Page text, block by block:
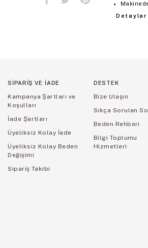
Detaylar
SİPARİŞ VE İADE
Kampanya Şartları ve
Koşulları
İade Şartları
Üyeliksiz Kolay İade
Üyeliksiz Kolay Beden
Değişimi
Sipariş Takibi
DESTEK
Bize Ulaşın
Sıkça Sorulan
Beden Rehberi
Bilgi Toplumu
Hizmetleri